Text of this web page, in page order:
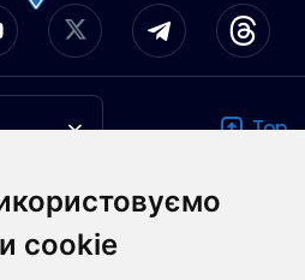
cookie
Top
Медіа
Динамо TV